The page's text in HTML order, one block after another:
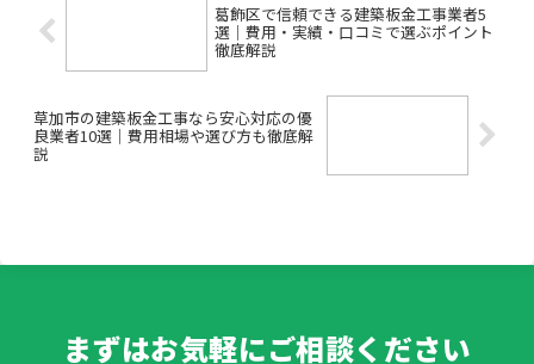
葛飾区で信頼できる建築板金工事業者5
選｜費用・実績・口コミで選ぶポイント
徹底解説
草加市の建築板金工事なら安心対応の優
良業者10選｜費用相場や選び方も徹底解
説
まずはお気軽にご相談ください